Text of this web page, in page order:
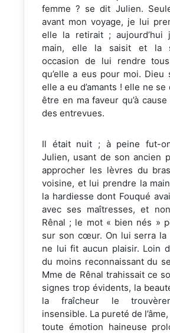
femme ? se dit Julien.
avant mon voyage, je lui
elle la retirait ; aujourd’hui
main, elle la saisit et la
occasion de lui rendre
qu’elle a eus pour moi. Dieu
elle a eu d’amants ! elle ne
être en ma faveur qu’à
des entrevues.
Il était nuit ; à peine fut-
Julien, usant de son ancien
approcher les lèvres du
voisine, et lui prendre la
la hardiesse dont Fouqué
avec ses maîtresses, et
Rênal ; le mot « bien nés »
sur son cœur. On lui serra la
ne lui fit aucun plaisir. Loin
du moins reconnaissant du
Mme de Rênal trahissait ce
signes trop évidents, la
la fraîcheur le
insensible. La pureté de l’âme,
toute émotion haineuse